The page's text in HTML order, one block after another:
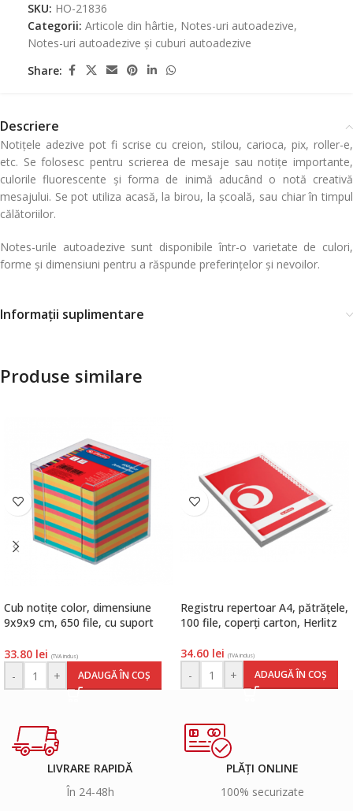
SKU: HO-21836
Categorii: Articole din hârtie, Notes-uri autoadezive,
Notes-uri autoadezive și cuburi autoadezive
Share:
Descriere
Notițele adezive pot fi scrise cu creion, stilou, carioca, pix, roller-e,
etc. Se folosesc pentru scrierea de mesaje sau notițe importante,
culorile fluorescente și forma de inimă aducând o notă creativă
mesajului. Se pot utiliza acasă, la birou, la școală, sau chiar în timpul
călătoriilor.
Notes-urile autoadezive sunt disponibile într-o varietate de culori,
forme și dimensiuni pentru a răspunde preferințelor și nevoilor.
Informații suplimentare
Produse similare
Cub notițe color, dimensiune
9x9x9 cm, 650 file, cu suport
33.80 lei (TVA inclus)
- + ADAUGĂ ÎN COȘ
Registru repertoar A4, pătrățele,
100 file, coperți carton, Herlitz
34.60 lei (TVA inclus)
- + ADAUGĂ ÎN COȘ
LIVRARE RAPIDĂ
În 24-48h
PLĂȚI ONLINE
100% securizate